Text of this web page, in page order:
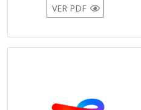
VER PDF